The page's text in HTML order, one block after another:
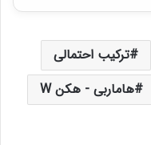
ترکیب احتمالی
هاماربی - هکن W